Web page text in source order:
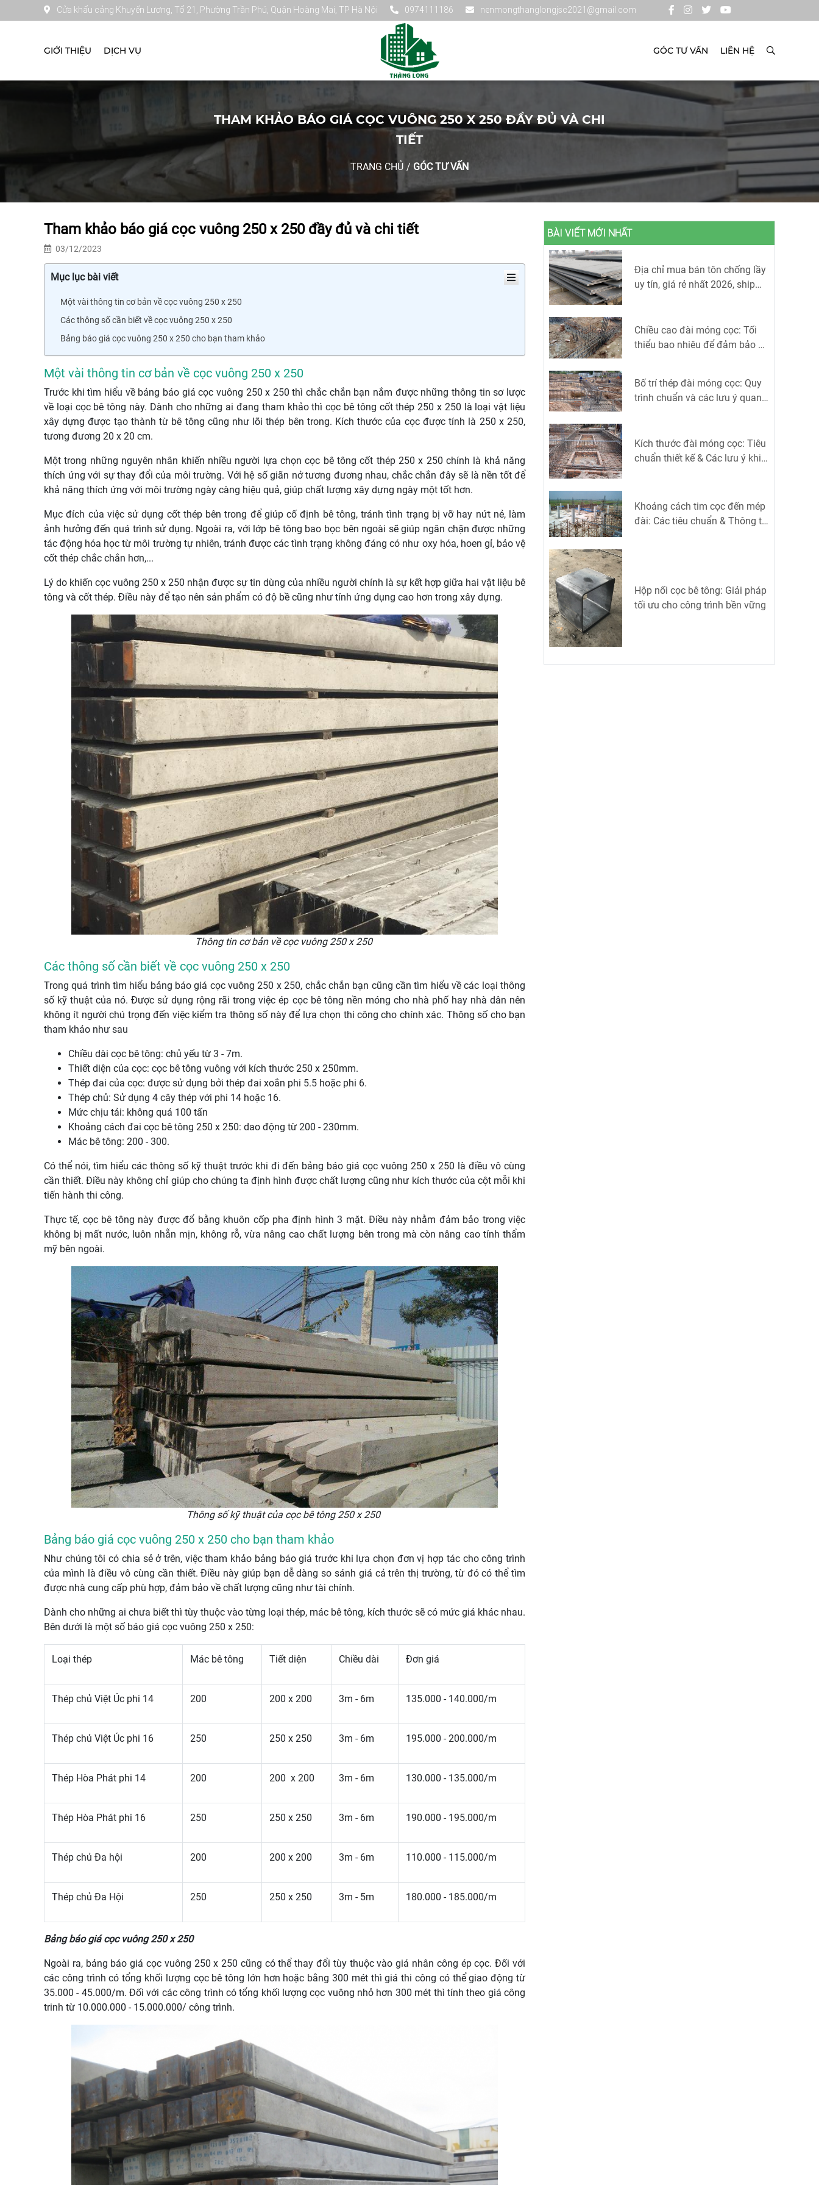
Cửa khẩu cảng Khuyến Lương, Tổ 21, Phường Trần Phú, Quận Hoàng Mai, TP Hà Nội 0974111186 nenmongthanglongjsc2021@gmail.com
GIỚI THIỆU DỊCH VỤ GÓC TƯ VẤN LIÊN HỆ
THAM KHẢO BÁO GIÁ CỌC VUÔNG 250 X 250 ĐẦY ĐỦ VÀ CHI
TIẾT
TRANG CHỦ / GÓC TƯ VẤN
Tham khảo báo giá cọc vuông 250 x 250 đầy đủ và chi tiết
03/12/2023
Mục lục bài viết
Một vài thông tin cơ bản về cọc vuông 250 x 250
Các thông số cần biết về cọc vuông 250 x 250
Bảng báo giá cọc vuông 250 x 250 cho bạn tham khảo
Một vài thông tin cơ bản về cọc vuông 250 x 250
Trước khi tìm hiểu về bảng báo giá cọc vuông 250 x 250 thì chắc chắn bạn nắm được những thông tin sơ lược
về loại cọc bê tông này. Dành cho những ai đang tham khảo thì cọc bê tông cốt thép 250 x 250 là loại vật liệu
xây dựng được tạo thành từ bê tông cũng như lõi thép bên trong. Kích thước của cọc được tính là 250 x 250,
tương đương 20 x 20 cm.
Một trong những nguyên nhân khiến nhiều người lựa chọn cọc bê tông cốt thép 250 x 250 chính là khả năng
thích ứng với sự thay đổi của môi trường. Với hệ số giãn nở tương đương nhau, chắc chắn đây sẽ là nền tốt để
khả năng thích ứng với môi trường ngày càng hiệu quả, giúp chất lượng xây dựng ngày một tốt hơn.
Mục đích của việc sử dụng cốt thép bên trong để giúp cố định bê tông, tránh tình trạng bị vỡ hay nứt nẻ, làm
ảnh hưởng đến quá trình sử dụng. Ngoài ra, với lớp bê tông bao bọc bên ngoài sẽ giúp ngăn chặn được những
tác động hóa học từ môi trường tự nhiên, tránh được các tình trạng không đáng có như oxy hóa, hoen gỉ, bảo vệ
cốt thép chắc chắn hơn,...
Lý do khiến cọc vuông 250 x 250 nhận được sự tin dùng của nhiều người chính là sự kết hợp giữa hai vật liệu bê
tông và cốt thép. Điều này để tạo nên sản phẩm có độ bề cũng như tính ứng dụng cao hơn trong xây dựng.
Thông tin cơ bản về cọc vuông 250 x 250
Các thông số cần biết về cọc vuông 250 x 250
Trong quá trình tìm hiểu bảng báo giá cọc vuông 250 x 250, chắc chắn bạn cũng cần tìm hiểu về các loại thông
số kỹ thuật của nó. Được sử dụng rộng rãi trong việc ép cọc bê tông nền móng cho nhà phố hay nhà dân nên
không ít người chú trọng đến việc kiểm tra thông số này để lựa chọn thi công cho chính xác. Thông số cho bạn
tham khảo như sau
Chiều dài cọc bê tông: chủ yếu từ 3 - 7m.
Thiết diện của cọc: cọc bê tông vuông với kích thước 250 x 250mm.
Thép đai của cọc: được sử dụng bởi thép đai xoắn phi 5.5 hoặc phi 6.
Thép chủ: Sử dụng 4 cây thép với phi 14 hoặc 16.
Mức chịu tải: không quá 100 tấn
Khoảng cách đai cọc bê tông 250 x 250: dao động từ 200 - 230mm.
Mác bê tông: 200 - 300.
Có thể nói, tìm hiểu các thông số kỹ thuật trước khi đi đến bảng báo giá cọc vuông 250 x 250 là điều vô cùng
cần thiết. Điều này không chỉ giúp cho chúng ta định hình được chất lượng cũng như kích thước của cột mỗi khi
tiến hành thi công.
Thực tế, cọc bê tông này được đổ bằng khuôn cốp pha định hình 3 mặt. Điều này nhằm đảm bảo trong việc
không bị mất nước, luôn nhẵn mịn, không rỗ, vừa nâng cao chất lượng bên trong mà còn nâng cao tính thẩm
mỹ bên ngoài.
Thông số kỹ thuật của cọc bê tông 250 x 250
Bảng báo giá cọc vuông 250 x 250 cho bạn tham khảo
Như chúng tôi có chia sẻ ở trên, việc tham khảo bảng báo giá trước khi lựa chọn đơn vị hợp tác cho công trình
của mình là điều vô cùng cần thiết. Điều này giúp bạn dễ dàng so sánh giá cả trên thị trường, từ đó có thể tìm
được nhà cung cấp phù hợp, đảm bảo về chất lượng cũng như tài chính.
Dành cho những ai chưa biết thì tùy thuộc vào từng loại thép, mác bê tông, kích thước sẽ có mức giá khác nhau.
Bên dưới là một số báo giá cọc vuông 250 x 250:
Loại thép Mác bê tông Tiết diện Chiều dài Đơn giá
Thép chủ Việt Úc phi 14 200 200 x 200 3m - 6m 135.000 - 140.000/m
Thép chủ Việt Úc phi 16 250 250 x 250 3m - 6m 195.000 - 200.000/m
Thép Hòa Phát phi 14 200 200 x 200 3m - 6m 130.000 - 135.000/m
Thép Hòa Phát phi 16 250 250 x 250 3m - 6m 190.000 - 195.000/m
Thép chủ Đa hội 200 200 x 200 3m - 6m 110.000 - 115.000/m
Thép chủ Đa Hội 250 250 x 250 3m - 5m 180.000 - 185.000/m
Bảng báo giá cọc vuông 250 x 250
Ngoài ra, bảng báo giá cọc vuông 250 x 250 cũng có thể thay đổi tùy thuộc vào giá nhân công ép cọc. Đối với
các công trình có tổng khối lượng cọc bê tông lớn hơn hoặc bằng 300 mét thì giá thi công có thể giao động từ
35.000 - 45.000/m. Đối với các công trình có tổng khối lượng cọc vuông nhỏ hơn 300 mét thì tính theo giá công
trinh từ 10.000.000 - 15.000.000/ công trình.
BÀI VIẾT MỚI NHẤT
Địa chỉ mua bán tôn chống lầy
uy tín, giá rẻ nhất 2026, ship
Chiều cao đài móng cọc: Tối
thiểu bao nhiêu để đảm bảo an
Bố trí thép đài móng cọc: Quy
trình chuẩn và các lưu ý quan
Kích thước đài móng cọc: Tiêu
chuẩn thiết kế & Các lưu ý khi
Khoảng cách tim cọc đến mép
đài: Các tiêu chuẩn & Thông tin
Hộp nối cọc bê tông: Giải pháp
tối ưu cho công trình bền vững